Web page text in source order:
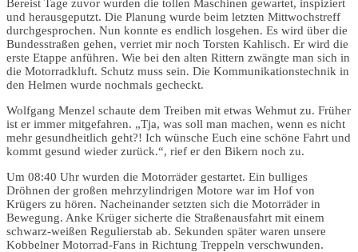
Bereist Tage zuvor wurden die tollen Maschinen gewartet, inspiziert
und herausgeputzt. Die Planung wurde beim letzten Mittwochstreff
durchgesprochen. Nun konnte es endlich losgehen. Es wird über die
Bundesstraßen gehen, verriet mir noch Torsten Kahlisch. Er wird die
erste Etappe anführen. Wie bei den alten Rittern zwängte man sich in
die Motorradkluft. Schutz muss sein. Die Kommunikationstechnik in
den Helmen wurde nochmals gecheckt.
Wolfgang Menzel schaute dem Treiben mit etwas Wehmut zu. Früher
ist er immer mitgefahren. „Tja, was soll man machen, wenn es nicht
mehr gesundheitlich geht?! Ich wünsche Euch eine schöne Fahrt und
kommt gesund wieder zurück.“, rief er den Bikern noch zu.
Um 08:40 Uhr wurden die Motorräder gestartet. Ein bulliges
Dröhnen der großen mehrzylindrigen Motore war im Hof von
Krügers zu hören. Nacheinander setzten sich die Motorräder in
Bewegung. Anke Krüger sicherte die Straßenausfahrt mit einem
schwarz-weißen Regulierstab ab. Sekunden später waren unsere
Kobbelner Motorrad-Fans in Richtung Treppeln verschwunden.